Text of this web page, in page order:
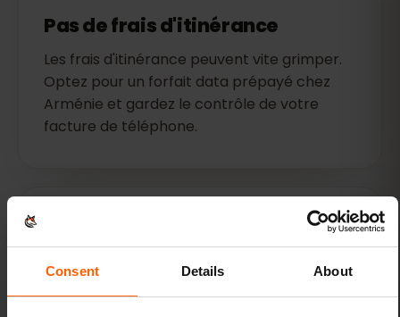
Consent Details About
Pas de frais d'itinérance
Les frais d'itinérance peuvent vite grimper.
Optez pour un forfait data prépayé chez
Arménie et gardez le contrôle de votre
facture de téléphone.
Connectez-vous en quelques